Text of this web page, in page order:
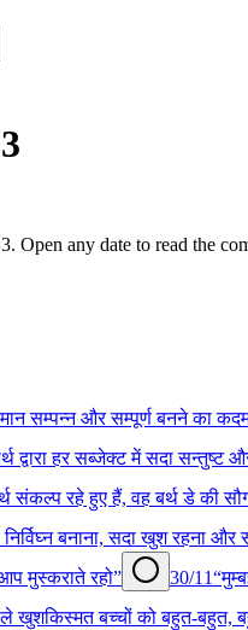
. Open any date to read the
सम्पन्न और सम्पूर्ण बनने का
द्वारा हर सब्जेक्ट में सदा
संकल्प रहे हुए हैं, वह बर्थ डे की
बनाना, सदा खुश रहना
मुस्कराते रहो” 30/11
खुशकिस्मत बच्चों को बहुत-बहुत,